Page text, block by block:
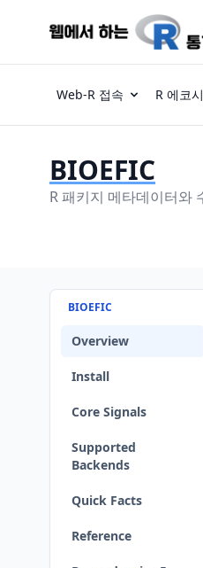
Web-R 접속 R 에코
BIOEFIC
R 패키지 메타데이터와
BIOEFIC
Overview
Install
Core Signals
Supported
Backends
Quick Facts
Reference